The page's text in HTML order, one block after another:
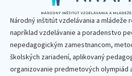
Národný inštitút vzdelávania a mládeže
napríklad vzdelávanie a poradenstvo
nepedagogickým zamestnancom,
školských zariadení, aplikovaný
organizovanie predmetových olympiád